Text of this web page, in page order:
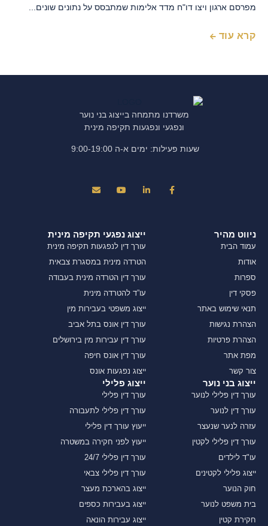
מפרסם ארגון ויצו דו"ח מדד אלימות שמתבסס על נתונים שונים...
קרא עוד
משרדנו מתמחה בייצוג בני נוער
ונפגעי ונפגעות תקיפה מינית
שעות פעילות: ימים א-ה 9:00-19:00
ניווט מהיר
עמוד הבית
אודות
ספרות
פסקי דין
תנאי שימוש באתר
הצהרת נגישות
הצהרת פרטיות
מפת אתר
צור קשר
ייצוג נפגעי תקיפה מינית
עורך דין לנפגעות תקיפה מינית
הטרדה מינית במסגרת צבאית
עורך דין הטרדה מינית בעבודה
עו”ד להטרדה מינית
ייצוג משפטי בעבירות מין
עורך דין אונס בתל אביב
עורך דין עבירות מין בירושלים
עורך דין אונס חיפה
ייצוג נפגעות אונס
ייצוג בני נוער
עורך דין פלילי לנוער
עורך דין לנוער
עזרה לנער שנעצר
עורך דין פלילי לקטין
עו"ד לילדים
ייצוג פלילי לקטינים
חוק הנוער
בית משפט לנוער
חקירת קטין
ייצוג פלילי
עורך דין פלילי
עורך דין פלילי לתעבורה
ייעוץ עורך דין פלילי
ייעוץ לפני חקירה במשטרה
עורך דין פלילי 24/7
עורך דין פלילי צבאי
ייצוג בהארכת מעצר
ייצוג בעבירות כספים
ייצוג עבירות הונאה